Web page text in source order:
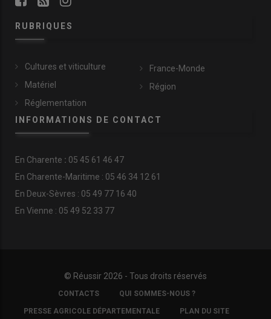
RUBRIQUES
Cultures et viticulture
Matériel
Réglementation
France-Monde
Région
INFORMATIONS DE CONTACT
En Charente : 05 45 61 46 47
En Charente-Maritime : 05 46 34 12 61
En Deux-Sèvres : 05 49 77 16 40
En Vienne : 05 49 52 33 77
© Réussir 2026 - Tous droits réservés
COPYRIGHTCONTACTS QUI SOMMES-NOUS ?
PRESSE AGRICOLE DÉPARTEMENTALE PLAN DU SITE